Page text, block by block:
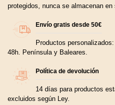
protegidos, nunca se almacenan en
Envío gratis desde 50€
Productos
48h. Península y Baleares.
Política de devolución
14 días para productos
excluidos según Ley.